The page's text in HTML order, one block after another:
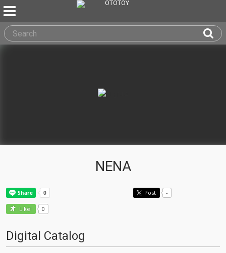
NENA
Post -
Like! 0
Digital Catalog